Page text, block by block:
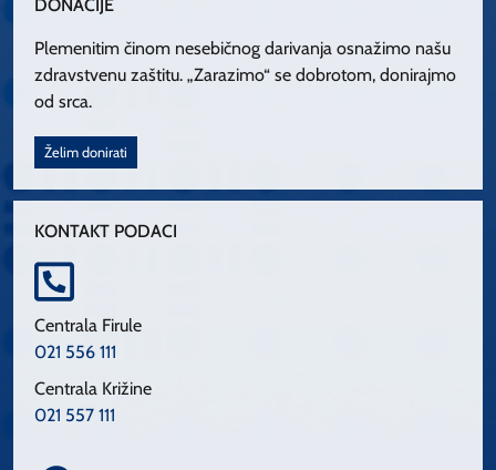
DONACIJE
Plemenitim činom nesebičnog darivanja osnažimo našu
zdravstvenu zaštitu. „Zarazimo“ se dobrotom, donirajmo
od srca.
Želim donirati
KONTAKT PODACI
Centrala Firule
021 556 111
Centrala Križine
021 557 111